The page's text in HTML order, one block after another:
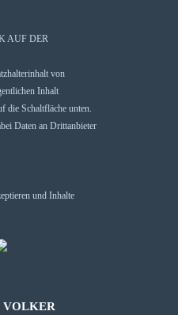
AUF DER
von
Inhalt
die Schaltfläche unten.
Daten an Drittanbieter
und Inhalte
VOLKER